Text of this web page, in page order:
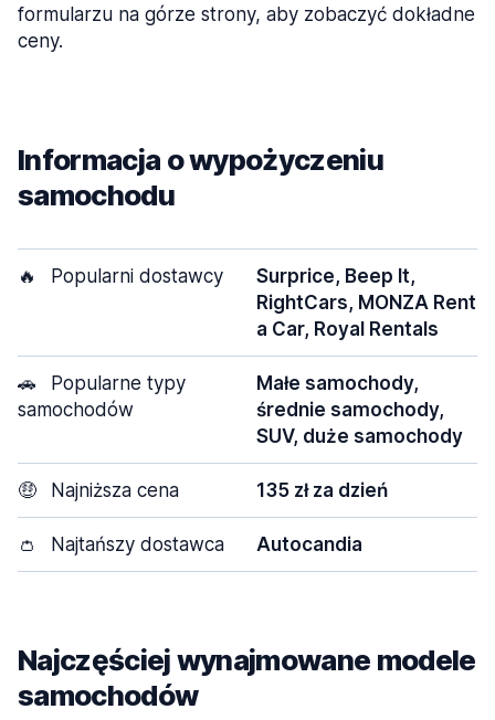
formularzu na górze strony, aby zobaczyć dokładne
ceny.
Informacja o wypożyczeniu
samochodu
🔥 Popularni dostawcy
Surprice, Beep It,
RightCars, MONZA Rent
a Car, Royal Rentals
🚗
Popularne typy
samochodów
Małe samochody,
średnie samochody,
SUV, duże samochody
🤑 Najniższa cena 135 zł za dzień
👛 Najtańszy dostawca Autocandia
Najczęściej wynajmowane modele
samochodów